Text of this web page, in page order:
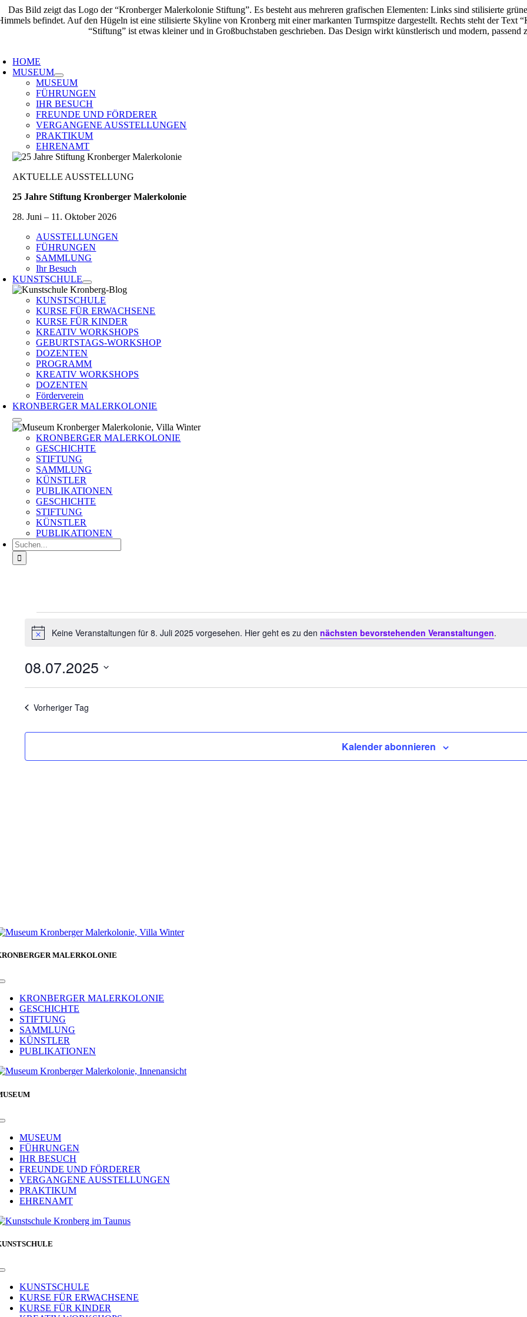
Zum
Inhalt
HOME
MUSEUM
MUSEUM
FÜHRUNGEN
IHR BESUCH
FREUNDE UND FÖRDERER
VERGANGENE AUSSTELLUNGEN
PRAKTIKUM
EHRENAMT
AKTUELLE AUSSTELLUNG
25 Jahre Stiftung Kronberger Malerkolonie
28. Juni – 11. Oktober 2026
AUSSTELLUNGEN
FÜHRUNGEN
SAMMLUNG
Ihr Besuch
KUNSTSCHULE
KUNSTSCHULE
KURSE FÜR ERWACHSENE
KURSE FÜR KINDER
KREATIV WORKSHOPS
GEBURTSTAGS-WORKSHOP
DOZENTEN
PROGRAMM
KREATIV WORKSHOPS
DOZENTEN
Förderverein
KRONBERGER MALERKOLONIE
KRONBERGER MALERKOLONIE
GESCHICHTE
STIFTUNG
SAMMLUNG
KÜNSTLER
PUBLIKATIONEN
GESCHICHTE
STIFTUNG
KÜNSTLER
PUBLIKATIONEN
Suche
nach:
für
2025
HinweisKeine Veranstaltungen für 8. Juli 2025 vorgesehen. Hier geht es zu den nächsten bevorstehenden Veranstaltungen.
08.07.2025
Vorheriger Tag
Kalender abonnieren
MALERKOLONIE
Toggle
NavigationKRONBERGER MALERKOLONIE
GESCHICHTE
STIFTUNG
SAMMLUNG
KÜNSTLER
PUBLIKATIONEN
Toggle
NavigationMUSEUM
FÜHRUNGEN
IHR BESUCH
FREUNDE UND FÖRDERER
VERGANGENE AUSSTELLUNGEN
PRAKTIKUM
EHRENAMT
Toggle
NavigationKUNSTSCHULE
KURSE FÜR ERWACHSENE
KURSE FÜR KINDER